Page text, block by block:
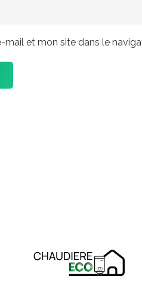
mail et mon site dans le